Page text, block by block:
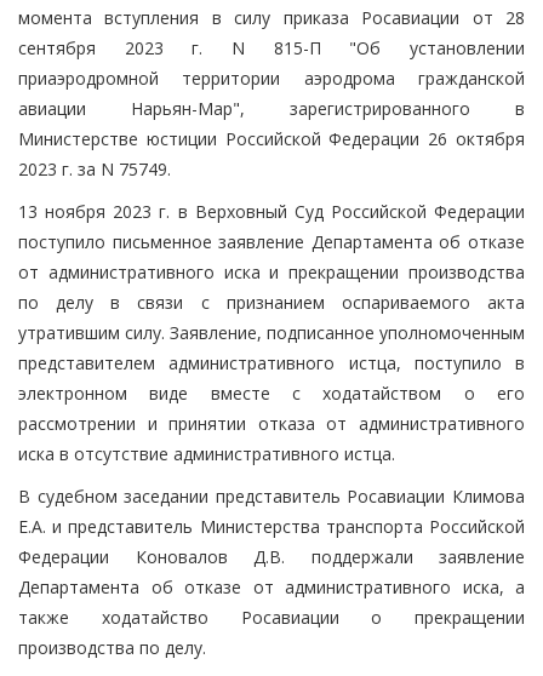
момента вступления в силу приказа Росавиации от 28
сентября 2023 г. N 815-П "Об установлении
приаэродромной территории аэродрома гражданской
авиации Нарьян-Мар", зарегистрированного в
Министерстве юстиции Российской Федерации 26 октября
2023 г. за N 75749.
13 ноября 2023 г. в Верховный Суд Российской Федерации
поступило письменное заявление Департамента об отказе
от административного иска и прекращении производства
по делу в связи с признанием оспариваемого акта
утратившим силу. Заявление, подписанное уполномоченным
представителем административного истца, поступило в
электронном виде вместе с ходатайством о его
рассмотрении и принятии отказа от административного
иска в отсутствие административного истца.
В судебном заседании представитель Росавиации Климова
Е.А. и представитель Министерства транспорта Российской
Федерации Коновалов Д.В. поддержали заявление
Департамента об отказе от административного иска, а
также ходатайство Росавиации о прекращении
производства по делу.